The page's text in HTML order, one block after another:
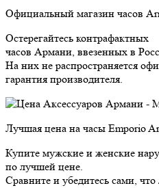
Официальный магазин часов
Остерегайтесь контрафактных
часов Армани, ввезенных в
На них не распространяется
гарантия производителя.
Лучшая цена на часы Emporio
Купите мужские и женские
по лучшей цене.
Сравните и убедитесь сами,